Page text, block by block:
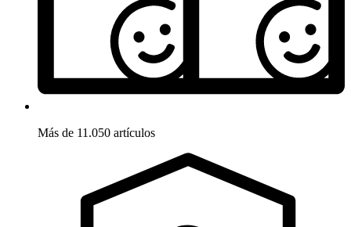
Más de 11.050 artículos